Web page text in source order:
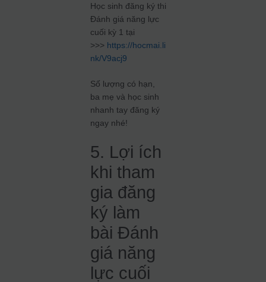
Học sinh đăng ký thi
Đánh giá năng lực
cuối kỳ 1 tại
>>> https://hocmai.li
nk/V9acj9
Số lượng có hạn,
ba mẹ và học sinh
nhanh tay đăng ký
ngay nhé!
5. Lợi ích
khi tham
gia đăng
ký làm
bài Đánh
giá năng
lực cuối